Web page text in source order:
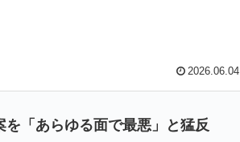
山本だけしかまともな契約がない…」
びっくり仰天
き出して海外大騒ぎ！（海外の反
2026.06.04
「あらゆる面で最悪」と猛反